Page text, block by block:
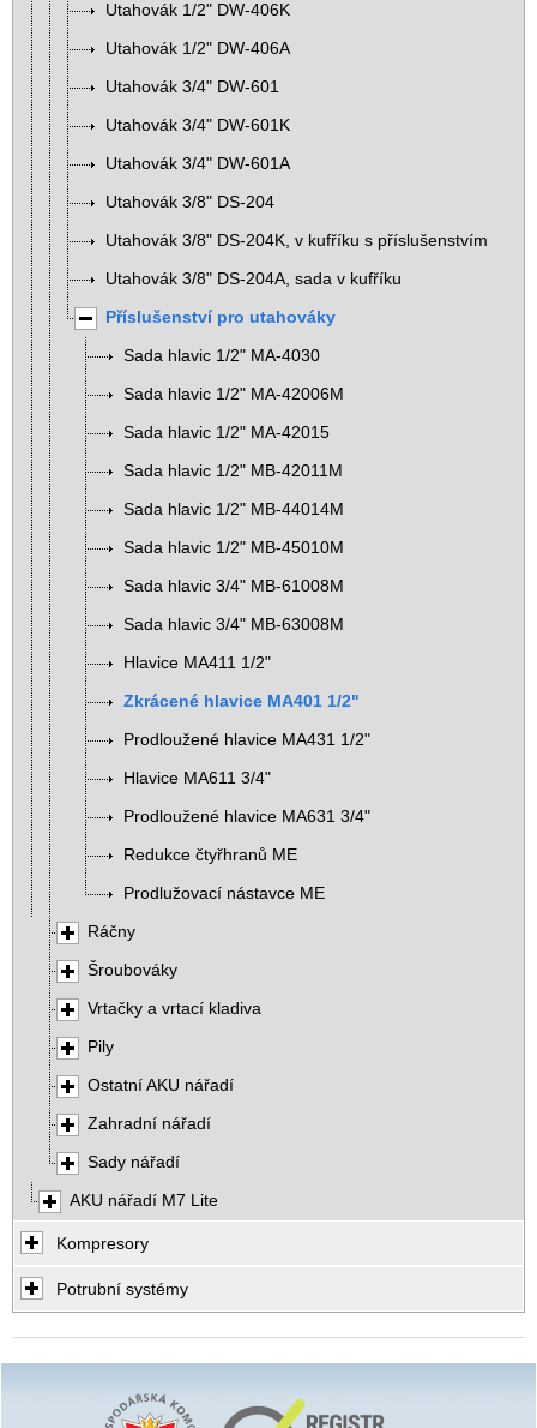
Utahovák 1/2" DW-406K
Utahovák 1/2" DW-406A
Utahovák 3/4" DW-601
Utahovák 3/4" DW-601K
Utahovák 3/4" DW-601A
Utahovák 3/8" DS-204
Utahovák 3/8" DS-204K, v kufříku s příslušenstvím
Utahovák 3/8" DS-204A, sada v kufříku
Příslušenství pro utahováky
Sada hlavic 1/2" MA-4030
Sada hlavic 1/2" MA-42006M
Sada hlavic 1/2" MA-42015
Sada hlavic 1/2" MB-42011M
Sada hlavic 1/2" MB-44014M
Sada hlavic 1/2" MB-45010M
Sada hlavic 3/4" MB-61008M
Sada hlavic 3/4" MB-63008M
Hlavice MA411 1/2"
Zkrácené hlavice MA401 1/2"
Prodloužené hlavice MA431 1/2"
Hlavice MA611 3/4"
Prodloužené hlavice MA631 3/4"
Redukce čtyřhranů ME
Prodlužovací nástavce ME
Ráčny
Šroubováky
Vrtačky a vrtací kladiva
Pily
Ostatní AKU nářadí
Zahradní nářadí
Sady nářadí
AKU nářadí M7 Lite
Kompresory
Potrubní systémy